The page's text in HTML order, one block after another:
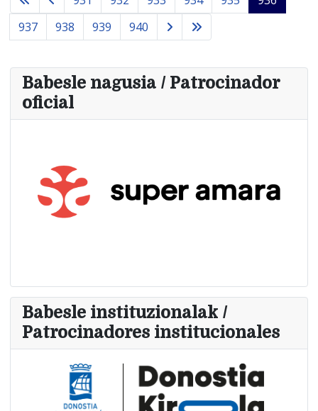
937
938 939 940
Babesle nagusia / Patrocinador
oficial
Babesle instituzionalak /
Patrocinadores institucionales